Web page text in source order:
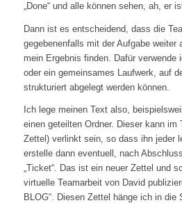
„Done“ und alle können sehen, ah, er
Dann ist es entscheidend, dass die
gegebenenfalls mit der Aufgabe weiter
mein Ergebnis finden. Dafür verwende
oder ein gemeinsames Laufwerk, auf
strukturiert abgelegt werden können.
Ich lege meinen Text also,
einen geteilten Ordner. Dieser kann
Zettel) verlinkt sein, so dass ihn jeder
erstelle dann eventuell, nach
„Ticket“. Das ist ein neuer Zettel und
virtuelle Teamarbeit von David
BLOG“. Diesen Zettel hänge ich in die